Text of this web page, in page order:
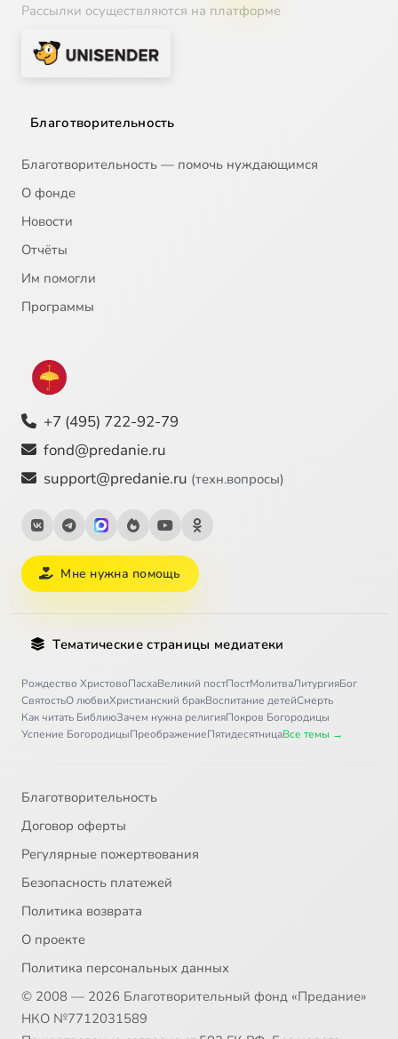
Рассылки осуществляются на платформе
Благотворительность
Благотворительность — помочь нуждающимся
О фонде
Новости
Отчёты
Им помогли
Программы
+7 (495) 722-92-79
fond@predanie.ru
support@predanie.ru (техн.вопросы)
Мне нужна помощь
Тематические страницы медиатеки
Рождество ХристовоПасхаВеликий постПостМолитваЛитургияБог
СвятостьО любвиХристианский бракВоспитание детейСмерть
Как читать БиблиюЗачем нужна религияПокров Богородицы
Успение БогородицыПреображениеПятидесятницаВсе темы →
Благотворительность
Договор оферты
Регулярные пожертвования
Безопасность платежей
Политика возврата
О проекте
Политика персональных данных
© 2008 — 2026 Благотворительный фонд «Предание»
НКО №7712031589